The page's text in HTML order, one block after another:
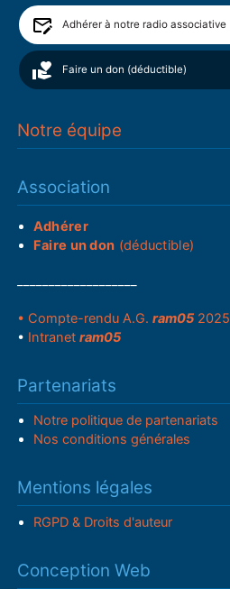
Adhérer à notre radio associative
Faire un don (déductible)
Notre équipe
Association
Adhérer
Faire un don (déductible)
• Compte-rendu A.G.ram05 2025
• Intranetram05
Partenariats
Notre politique de partenariats
Nos conditions générales
Mentions légales
RGPD & Droits d'auteur
Conception Web